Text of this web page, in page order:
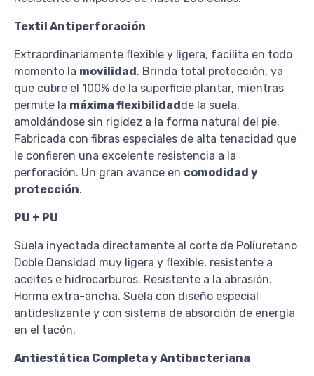
Textil Antiperforación
Extraordinariamente flexible y ligera, facilita en todo
momento la movilidad . Brinda total protección, ya
que cubre el 100% de la superficie plantar, mientras
permite la máxima flexibilidad de la suela,
amoldándose sin rigidez a la forma natural del pie.
Fabricada con fibras especiales de alta tenacidad que
le confieren una excelente resistencia a la
perforación. Un gran avance en comodidad y
protección.
PU + PU
Suela inyectada directamente al corte de Poliuretano
Doble Densidad muy ligera y flexible, resistente a
aceites e hidrocarburos. Resistente a la abrasión.
Horma extra-ancha. Suela con diseño especial
antideslizante y con sistema de absorción de energía
en el tacón.
Antiestática Completa y Antibacteriana